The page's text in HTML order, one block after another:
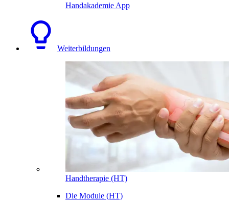
Handakademie App
Weiterbildungen
Handtherapie (HT)
Die Module (HT)